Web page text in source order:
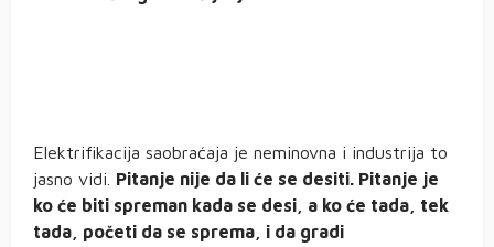
Elektrifikacija saobraćaja je neminovna i industrija to
jasno vidi. Pitanje nije da li će se desiti. Pitanje je
ko će biti spreman kada se desi, a ko će tada, tek
tada, početi da se sprema, i da gradi